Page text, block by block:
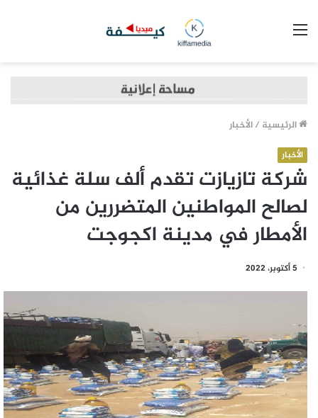
الرئيسية /الأخبار
الأخبار
شركة تازيازت تقدم ألف سلة غذائية
لصالح المواطنين المتضررين من
الأمطار في مدينة اكجوجت
5 أكتوبر، 2022